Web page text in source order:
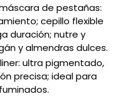
de pestañas:
cepillo flexible
duración; nutre y
y almendras dulces.
ultra pigmentado,
precisa; ideal para